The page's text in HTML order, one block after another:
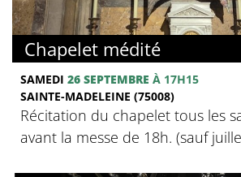
Chapelet médité
SAMEDI 26 SEPTEMBRE À 17H15
SAINTE-MADELEINE (75008)
Récitation du chapelet tous les
avant la messe de 18h. (sauf